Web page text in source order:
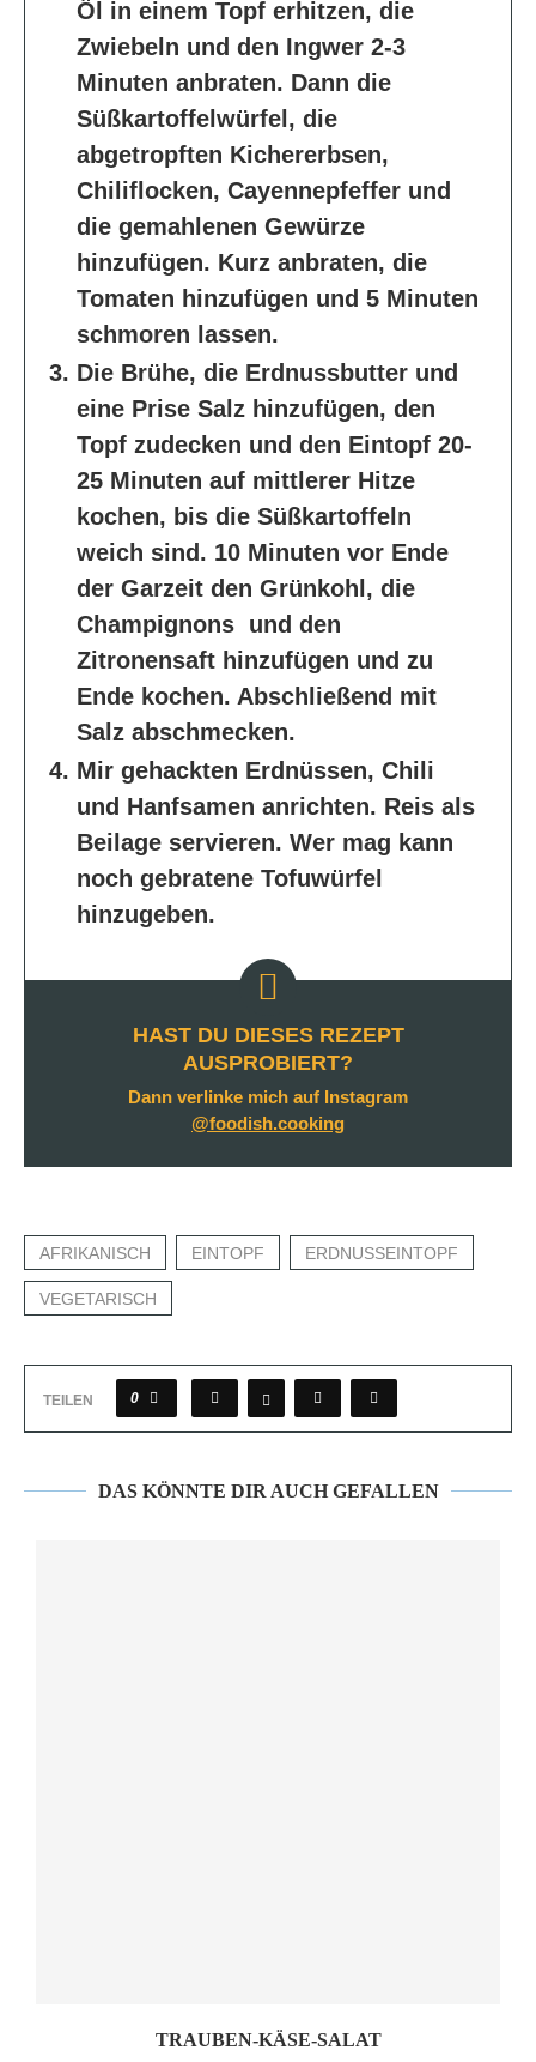
Öl in einem Topf erhitzen, die
Zwiebeln und den Ingwer 2-3
Minuten anbraten. Dann die
Süßkartoffelwürfel, die
abgetropften Kichererbsen,
Chiliflocken, Cayennepfeffer und
die gemahlenen Gewürze
hinzufügen. Kurz anbraten, die
Tomaten hinzufügen und 5 Minuten
schmoren lassen.
Die Brühe, die Erdnussbutter und
eine Prise Salz hinzufügen, den
Topf zudecken und den Eintopf 20-
25 Minuten auf mittlerer Hitze
kochen, bis die Süßkartoffeln
weich sind. 10 Minuten vor Ende
der Garzeit den Grünkohl, die
Champignons und den
Zitronensaft hinzufügen und zu
Ende kochen. Abschließend mit
Salz abschmecken.
Mir gehackten Erdnüssen, Chili
und Hanfsamen anrichten. Reis als
Beilage servieren. Wer mag kann
noch gebratene Tofuwürfel
hinzugeben.
HAST DU DIESES REZEPT
AUSPROBIERT?
Dann verlinke mich auf Instagram
@foodish.cooking
AFRIKANISCH EINTOPF ERDNUSSEINTOPF
VEGETARISCH
TEILEN 0
DAS KÖNNTE DIR AUCH GEFALLEN
TRAUBEN-KÄSE-SALAT